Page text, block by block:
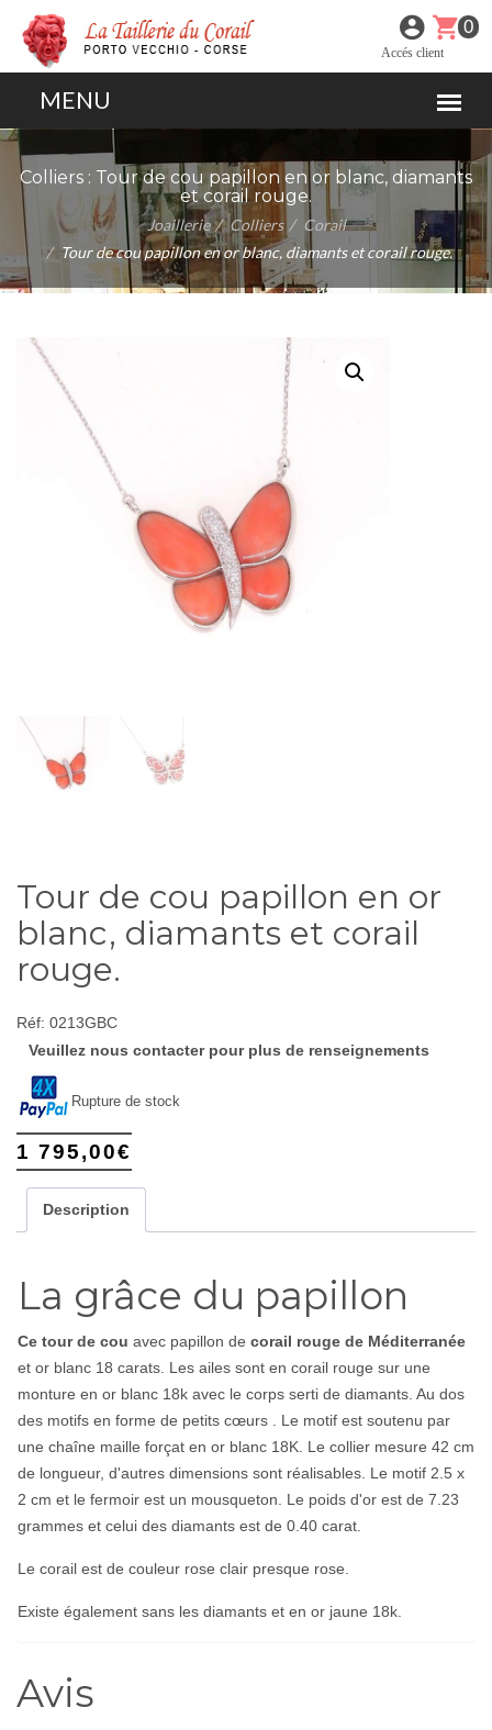
0
Accés client
Colliers : Tour de cou papillon en or blanc, diamants
et corail rouge.
Joaillerie Colliers
Corail
Tour de cou papillon en or blanc, diamants et corail rouge.
Tour de cou papillon en or
blanc, diamants et corail
rouge.
Réf: 0213GBC
Veuillez nous contacter pour plus de renseignements
1 795,00€
Rupture de stock
Description
La grâce du papillon
Ce tour de cou avec papillon de corail rouge de Méditerranée
et or blanc 18 carats. Les ailes sont en corail rouge sur une
monture en or blanc 18k avec le corps serti de diamants. Au dos
des motifs en forme de petits cœurs . Le motif est soutenu par
une chaîne maille forçat en or blanc 18K. Le collier mesure 42 cm
de longueur, d'autres dimensions sont réalisables. Le motif 2.5 x
2 cm et le fermoir est un mousqueton. Le poids d'or est de 7.23
grammes et celui des diamants est de 0.40 carat.
Le corail est de couleur rose clair presque rose.
Existe également sans les diamants et en or jaune 18k.
Avis